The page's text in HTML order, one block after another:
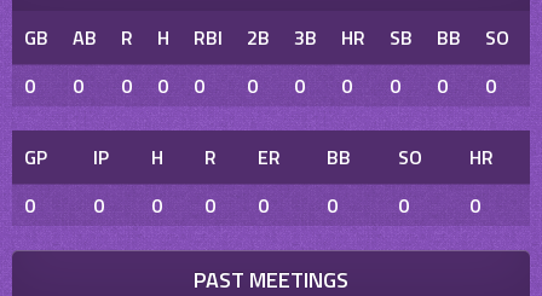
GB AB R H RBI 2B 3B HR SB BB SO
0
0 0 0 0 0 0 0 0 0 0
GP IP H R ER BB SO
HR
0
0 0 0 0 0 0 0
PAST MEETINGS